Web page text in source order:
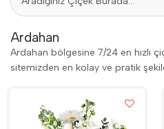
Ardahan
Ardahan bölgesine 7/24 en hızlı
sitemizden en kolay ve pratik